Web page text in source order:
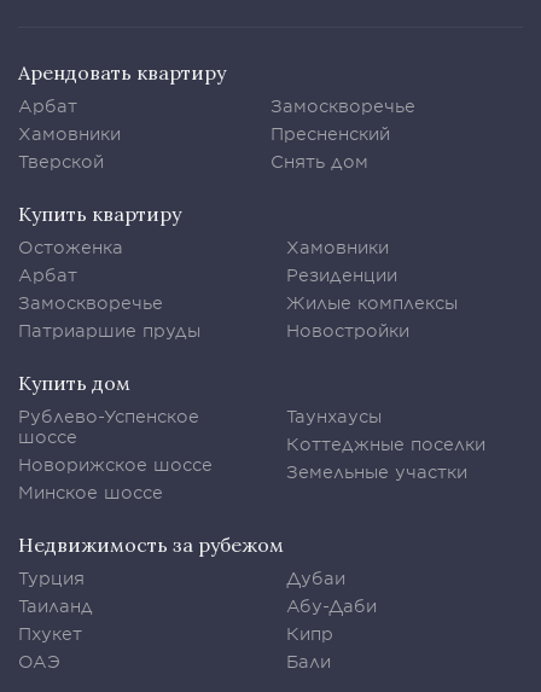
Арендовать квартиру
Арбат
Хамовники
Тверской
Замоскворечье
Пресненский
Снять дом
Купить квартиру
Остоженка
Арбат
Замоскворечье
Патриаршие пруды
Хамовники
Резиденции
Жилые комплексы
Новостройки
Купить дом
Рублево-Успенское
шоссе
Новорижское шоссе
Минское шоссе
Таунхаусы
Коттеджные поселки
Земельные участки
Недвижимость за рубежом
Турция
Таиланд
Пхукет
ОАЭ
Дубаи
Абу-Даби
Кипр
Бали